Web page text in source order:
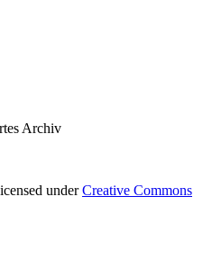
Archiv
underCreative Commons